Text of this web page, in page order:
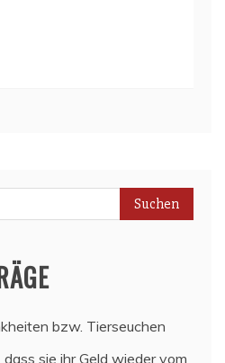
bzw. Tierseuchen
sie ihr Geld wieder vom